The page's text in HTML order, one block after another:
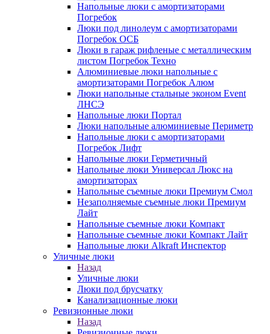
Напольные люки с амортизаторами
Погребок
Люки под линолеум с амортизаторами
Погребок ОСБ
Люки в гараж рифленые с металлическим
листом Погребок Техно
Алюминиевые люки напольные с
амортизаторами Погребок Алюм
Люки напольные стальные эконом Event
ЛНСЭ
Напольные люки Портал
Люки напольные алюминиевые Периметр
Напольные люки с амортизаторами
Погребок Лифт
Напольные люки Герметичный
Напольные люки Универсал Люкс на
амортизаторах
Напольные съемные люки Премиум Смол
Незаполняемые съемные люки Премиум
Лайт
Напольные съемные люки Компакт
Напольные съемные люки Компакт Лайт
Напольные люки Alkraft Инспектор
Уличные люки
Назад
Уличные люки
Люки под брусчатку
Канализационные люки
Ревизионные люки
Назад